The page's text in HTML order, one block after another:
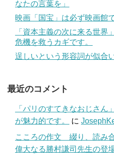
なたの言葉を」
映画「国宝」は必ず映画館
「資本主義の次に来る世
危機を救うカギです。
逞しいという形容詞が似合
最近のコメント
「パリのすてきなおじさん
が魅力的です。
に
こころの作文 綴り、読み
偉大なる勝村謙司先生の登